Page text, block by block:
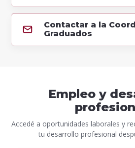
Contactar a la
Graduados
Empleo y
Accedé a oportunidades laborales y
tu desarrollo profesional